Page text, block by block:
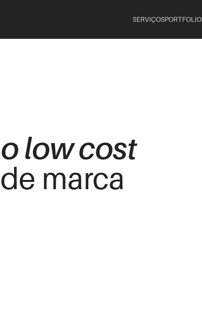
SERVIÇOSPORTFOLIO
low cost
marca